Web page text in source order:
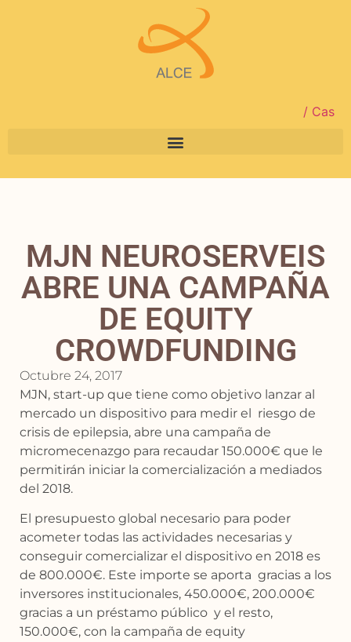
/ Cas
MJN NEUROSERVEIS
ABRE UNA CAMPAÑA
DE EQUITY
CROWDFUNDING
Octubre 24, 2017
MJN, start-up que tiene como objetivo lanzar al
mercado un dispositivo para medir el riesgo de
crisis de epilepsia, abre una campaña de
micromecenazgo para recaudar 150.000€ que le
permitirán iniciar la comercialización a mediados
del 2018.
El presupuesto global necesario para poder
acometer todas las actividades necesarias y
conseguir comercializar el dispositivo en 2018 es
de 800.000€. Este importe se aporta gracias a los
inversores institucionales, 450.000€, 200.000€
gracias a un préstamo público y el resto,
150.000€, con la campaña de equity